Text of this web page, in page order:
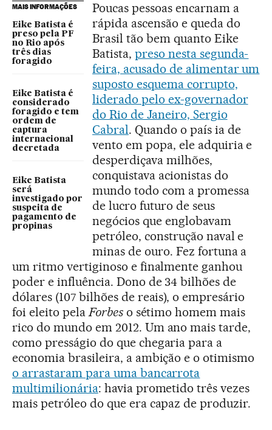
MAIS INFORMAÇÕES
Eike Batista é
preso pela PF
no Rio após
três dias
foragido
Eike Batista é
considerado
foragido e tem
ordem de
captura
internacional
decretada
Eike Batista
será
investigado por
suspeita de
pagamento de
propinas
Poucas pessoas encarnam a
rápida ascensão e queda do
Brasil tão bem quanto Eike
Batista, preso nesta segunda-
feira, acusado de alimentar um
suposto esquema corrupto,
liderado pelo ex-governador
do Rio de Janeiro, Sergio
Cabral. Quando o país ia de
vento em popa, ele adquiria e
desperdiçava milhões,
conquistava acionistas do
mundo todo com a promessa
de lucro futuro de seus
negócios que englobavam
petróleo, construção naval e
minas de ouro. Fez fortuna a
um ritmo vertiginoso e finalmente ganhou
poder e influência. Dono de 34 bilhões de
dólares (107 bilhões de reais), o empresário
foi eleito pelaForbeso sétimo homem mais
rico do mundo em 2012. Um ano mais tarde,
como presságio do que chegaria para a
economia brasileira, a ambição e o otimismo
o arrastaram para uma bancarrota
multimilionária: havia prometido três vezes
mais petróleo do que era capaz de produzir.